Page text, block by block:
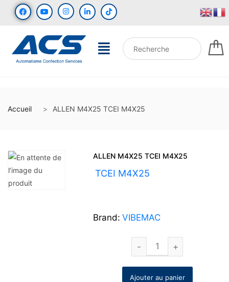
Accueil ALLEN M4X25 TCEI M4X25
ALLEN M4X25 TCEI M4X25
UGS :TCEI M4X25
Brand: VIBEMAC
Ajouter au panier